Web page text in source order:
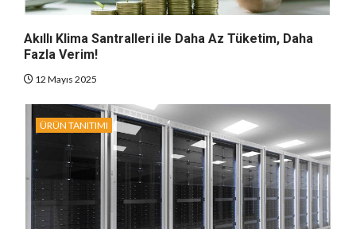
Akıllı Klima Santralleri ile Daha Az Tüketim, Daha
Fazla Verim!
12 Mayıs 2025
ÜRÜN TANITIMI